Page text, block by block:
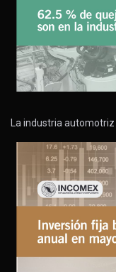
La industria